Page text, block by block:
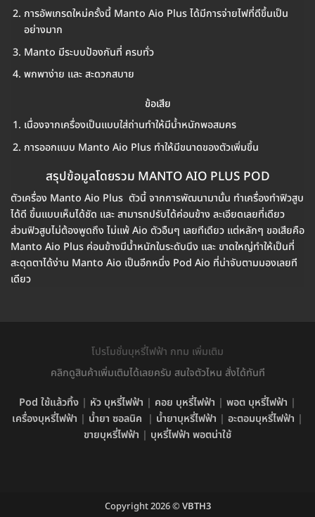
การอัพเกรดใหม่ครั้งนี้ Manto Aio Plus ได้มีการจ่ายไฟที่ดีขึ้นเป็น
อย่างมาก
Manto มีระบบป้องกันที่ ครบทั่ว
พกพาง่าย และ สะดวกสบาย
ข้อเสีย
เนื่องจากเครื่องเป็นแบบใส่ถ่านทำให้มีน้ำหนักพอสมคร
การออกแบบ Manto Aio Plus ทำให้มีขนาดของตัวเพิ่มขึ้น
สรุปข้อมูลโดยรวม MANTO AIO PLUS POD
ตัวเครื่อง Manto Aio Plus ตัวนี้ จากการพัฒนามานั้น ทำเครื่องทำฟิวสูบ
ได้ดี ขึ้นแบบเห็นได้ชัด และ สามารถปรับได้ค่อนข้าง ละเอียดเลยที่เดียว
ส่วนฟิวสูบไม่ต้องพูดถึง ไม่แพ้ Aio ตัวอืนๆ เลยทีเดียว แต่หลักๆ ขอเสียคือ
Manto Aio Plus ค่อนข้างมีน้ำหนักในระดับนึง และ ขาดใหญ่ทำให้เป็นที่
สะดุดตาได้ง่าน Manto Aio เป็นอีกหนึ่ง Pod Aio ที่น่าจับตามมองเลยที
เดียว
โปรโมชั่นบุหรี่ไฟฟ้า กทม เพิ่มเติม
คลิกดูสินค้าเพิ่มเติมได้เลยครับ สนใจตัวไหน สั่งได้ทันที
Pod ใช้แล้วทิ้ง | หัว บุหรี่ไฟฟ้า | คอย บุหรี่ไฟฟ้า | พอต บุหรี่ไฟฟ้า |
เครื่องบุหรี่ไฟฟ้า | น้ำยา ซอลนิค | น้ำยาบุหรี่ไฟฟ้า | อะตอมบุหรี่ไฟฟ้า |
ขายบุหรี่ไฟฟ้า | บุหรี่ไฟฟ้า พอตน่าใช้
Copyright 2026 © VBTH3